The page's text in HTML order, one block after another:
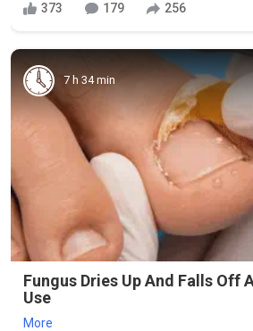
373 179 256
7 h 34 min
Fungus Dries Up And Falls Off
Use
More